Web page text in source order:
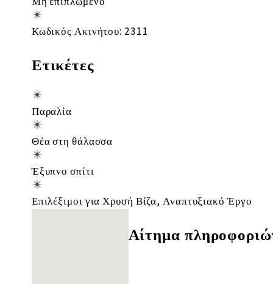
Κωδικός Ακινήτου: 2311
Ετικέτες
Παραλία
Θέα στη θάλασσα
Έξυπνο σπίτι
Επιλέξιμοι για Χρυσή Βίζα, Αναπτυξιακό Έργο
Αίτημα